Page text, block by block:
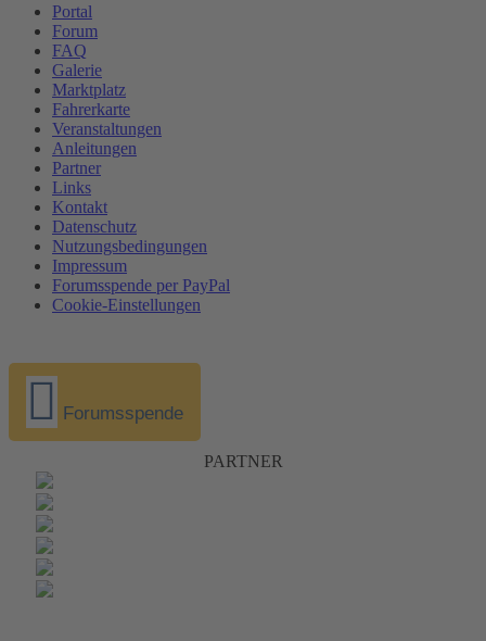
Portal
Forum
FAQ
Galerie
Marktplatz
Fahrerkarte
Veranstaltungen
Anleitungen
Partner
Links
Kontakt
Datenschutz
Nutzungsbedingungen
Impressum
Forumsspende per PayPal
Cookie-Einstellungen
Forumsspende
PARTNER